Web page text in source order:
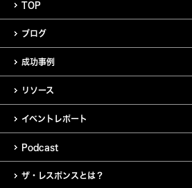
TOP
ブログ
成功事例
リソース
イベントレポート
Podcast
ザ・レスポンスとは？